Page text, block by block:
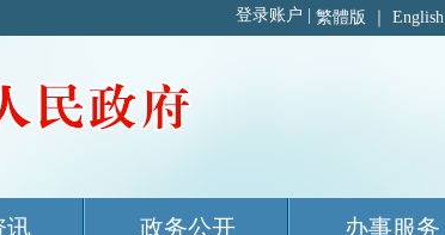
繁體版 English
讯 政务公开 办事服务